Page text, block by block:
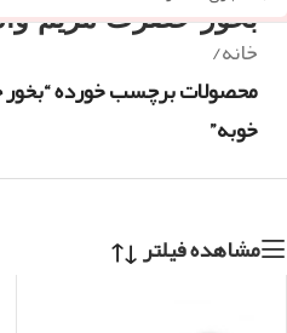
بخور حضرت مریم
خانه/
محصولات برچسب خورده
خوبه”
مشاهده فیلتر